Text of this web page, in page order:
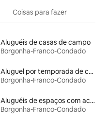
Coisas para fazer
Aluguéis de casas de campo
Borgonha-Franco-Condado
Aluguel por temporada de casas de hóspedes
Borgonha-Franco-Condado
Aluguéis de espaços com acesso direto a pistas de esqui
Borgonha-Franco-Condado